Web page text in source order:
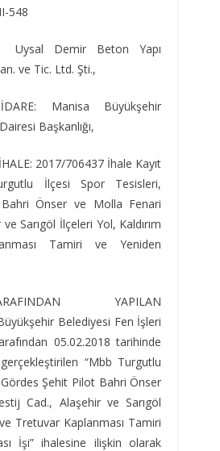
548
Uysal Demir Beton Yapı
ve Tic. Ltd. Şti.,
Manisa Büyükşehir
Başkanlığı,
2017/706437 İhale Kayıt
İlçesi Spor Tesisleri,
Önser ve Molla Fenari
Sarıgöl İlçeleri Yol, Kaldırım
Tamiri ve Yeniden
YAPILAN
Belediyesi Fen İşleri
05.02.2018 tarihinde
“Mbb Turgutlu
Şehit Pilot Bahri Önser
Cad., Alaşehir ve Sarıgöl
Tretuvar Kaplanması Tamiri
İşi” ihalesine ilişkin olarak